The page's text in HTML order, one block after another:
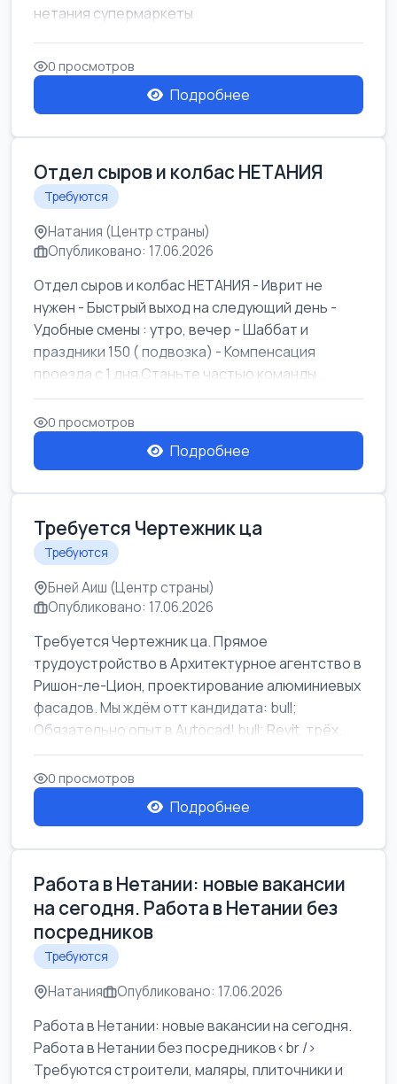
нетания супермаркеты
0 просмотров
Подробнее
Отдел сыров и колбас НЕТАНИЯ
Требуются
Натания (Центр страны)
Опубликовано: 17.06.2026
Отдел сыров и колбас НЕТАНИЯ - Иврит не
нужен - Быстрый выход на следующий день -
Удобные смены : утро, вечер - Шаббат и
праздники 150 ( подвозка) - Компенсация
проезда с 1 дня Станьте частью команды ...
0 просмотров
Подробнее
Требуется Чертежник ца
Требуются
Бней Аиш (Центр страны)
Опубликовано: 17.06.2026
Требуется Чертежник ца. Прямое
трудоустройство в Архитектурное агентство в
Ришон-ле-Цион, проектирование алюминиевых
фасадов. Мы ждём отт кандидата: bull;
Обязательно опыт в Autocad! bull; Revit, трёх...
0 просмотров
Подробнее
Работа в Нетании: новые вакансии
на сегодня. Работа в Нетании без
посредников
Требуются
Натания Опубликовано: 17.06.2026
Работа в Нетании: новые вакансии на сегодня.
Работа в Нетании без посредников<br />
Требуются строители, маляры, плиточники и